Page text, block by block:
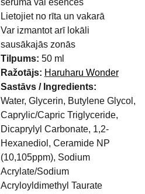
seruma vai esences
Lietojiet no rīta un vakarā
Var izmantot arī lokāli
sausākajās zonās
Tilpums: 50 ml
Ražotājs: Haruharu Wonder
Sastāvs / Ingredients:
Water, Glycerin, Butylene Glycol,
Caprylic/Capric Triglyceride,
Dicaprylyl Carbonate, 1,2-
Hexanediol, Ceramide NP
(10,105ppm), Sodium
Acrylate/Sodium
Acryloyldimethyl Taurate